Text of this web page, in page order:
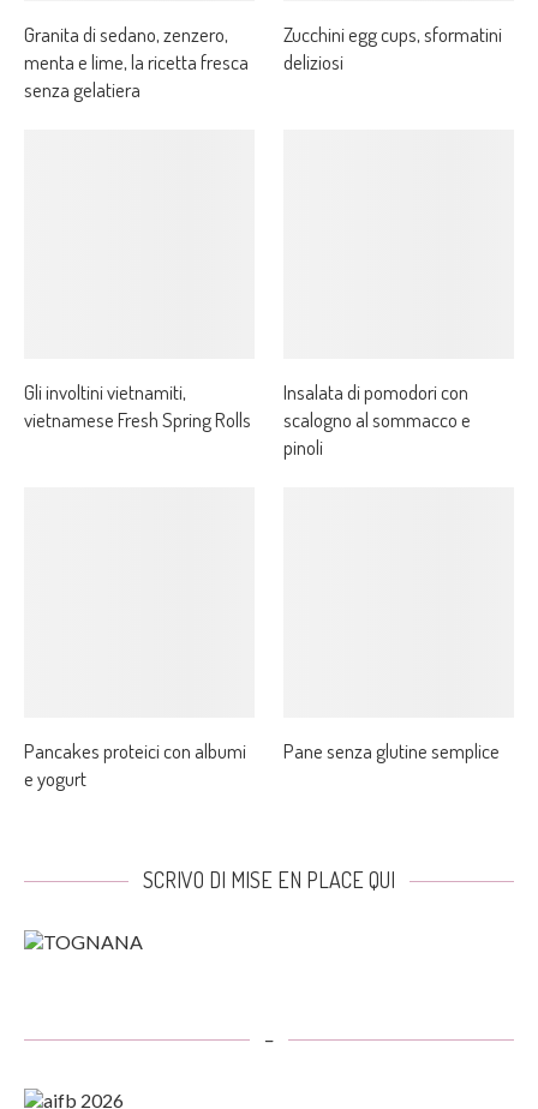
Granita di sedano, zenzero,
menta e lime, la ricetta fresca
senza gelatiera
Zucchini egg cups, sformatini
deliziosi
Gli involtini vietnamiti,
vietnamese Fresh Spring Rolls
Insalata di pomodori con
scalogno al sommacco e
pinoli
Pancakes proteici con albumi
e yogurt
Pane senza glutine semplice
SCRIVO DI MISE EN PLACE QUI
–